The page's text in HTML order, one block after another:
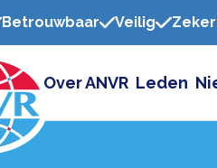
Betrouwbaar Veilig
Over ANVR Leden